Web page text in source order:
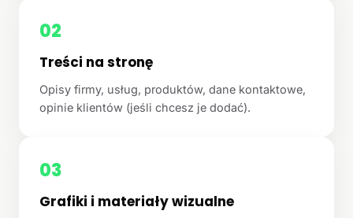
02
Treści na stronę
Opisy firmy, usług, produktów, dane kontaktowe,
opinie klientów (jeśli chcesz je dodać).
03
Grafiki i materiały wizualne